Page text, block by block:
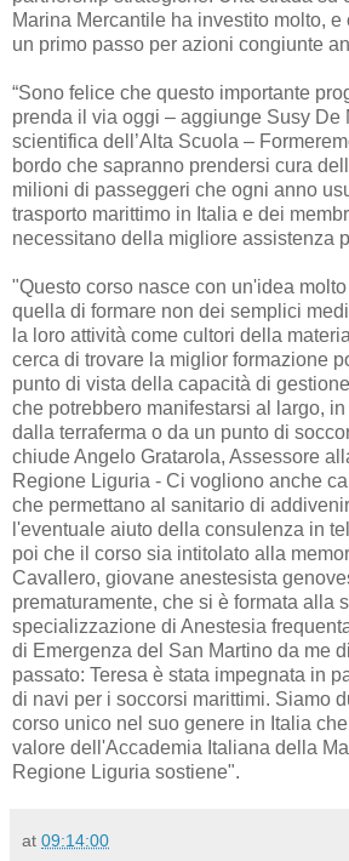
Marina Mercantile ha investito molto,
un primo passo per azioni congiunte
“Sono felice che questo importante
prenda il via oggi – aggiunge Susy De
scientifica dell’Alta Scuola –
bordo che sapranno prendersi cura
milioni di passeggeri che ogni anno
trasporto marittimo in Italia e dei
necessitano della migliore assistenza
"Questo corso nasce con un'idea
quella di formare non dei semplici
la loro attività come cultori della
cerca di trovare la miglior formazione
punto di vista della capacità di
che potrebbero manifestarsi al largo,
dalla terraferma o da un punto di
chiude Angelo Gratarola, Assessore
Regione Liguria - Ci vogliono anche
che permettano al sanitario di
l'eventuale aiuto della consulenza in
poi che il corso sia intitolato alla
Cavallero, giovane anestesista
prematuramente, che si è formata alla
specializzazione di Anestesia
di Emergenza del San Martino da me
passato: Teresa è stata impegnata in
di navi per i soccorsi marittimi. Siamo
corso unico nel suo genere in Italia
valore dell'Accademia Italiana della
Regione Liguria sostiene".
at 09:14:00